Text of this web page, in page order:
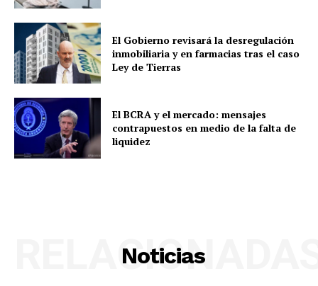
El Gobierno revisará la desregulación
inmobiliaria y en farmacias tras el caso
Ley de Tierras
El BCRA y el mercado: mensajes
contrapuestos en medio de la falta de
liquidez
Noticias